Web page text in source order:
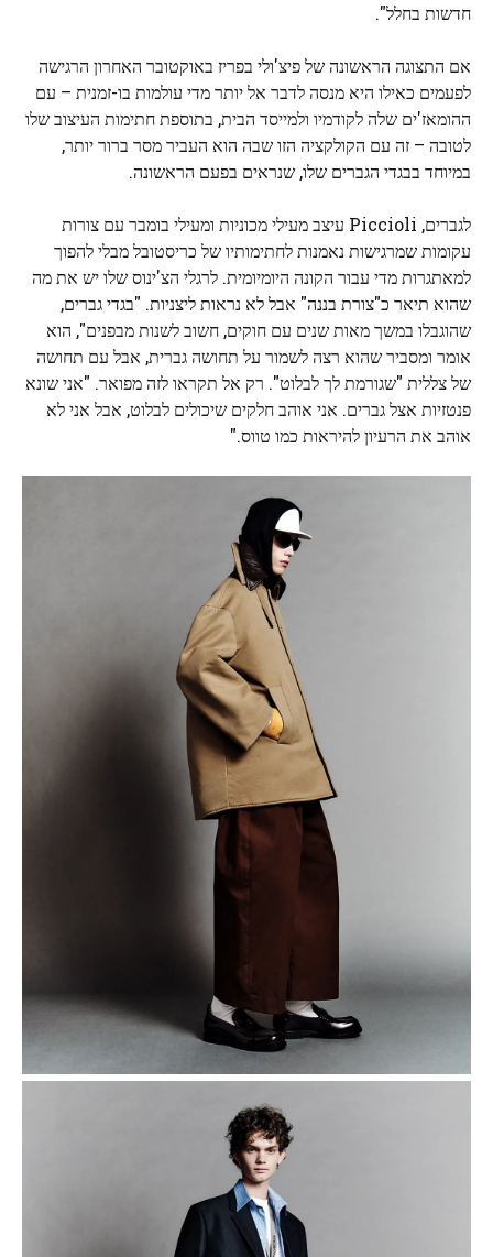
חדשות בחלל".
אם התצוגה הראשונה של פיצ'ולי בפריז באוקטובר האחרון הרגישה
לפעמים כאילו היא מנסה לדבר אל יותר מדי עולמות בו-זמנית – עם
ההומאז'ים שלה לקודמיו ולמייסד הבית, בתוספת חתימות העיצוב שלו
לטובה – זה עם הקולקציה הזו שבה הוא העביר מסר ברור יותר,
במיוחד בבגדי הגברים שלו, שנראים בפעם הראשונה.
לגברים, Piccioli עיצב מעילי מכוניות ומעילי בומבר עם צורות
עקומות שמרגישות נאמנות לחתימותיו של כריסטובל מבלי להפוך
למאתגרות מדי עבור הקונה היומיומית. לרגלי הצ'ינוס שלו יש את מה
שהוא תיאר כ"צורת בננה" אבל לא נראות ליצניות. "בגדי גברים,
שהוגבלו במשך מאות שנים עם חוקים, חשוב לשנות מבפנים", הוא
אומר ומסביר שהוא רצה לשמור על תחושה גברית, אבל עם תחושה
של צללית "שגורמת לך לבלוט". רק אל תקראו לזה מפואר. "אני שונא
פנטזיות אצל גברים. אני אוהב חלקים שיכולים לבלוט, אבל אני לא
אוהב את הרעיון להיראות כמו טווס."